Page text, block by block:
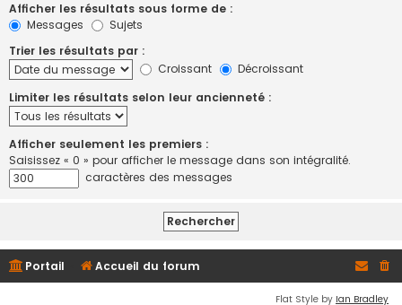
Afficher les résultats sous forme de :
Messages
Sujets
Trier les résultats par :
Croissant
Décroissant
Limiter les résultats selon leur ancienneté :
Afficher seulement les premiers :
Saisissez « 0 » pour afficher le message dans son intégralité.
caractères des messages
Portail Accueil du forum
Flat Style by Ian Bradley